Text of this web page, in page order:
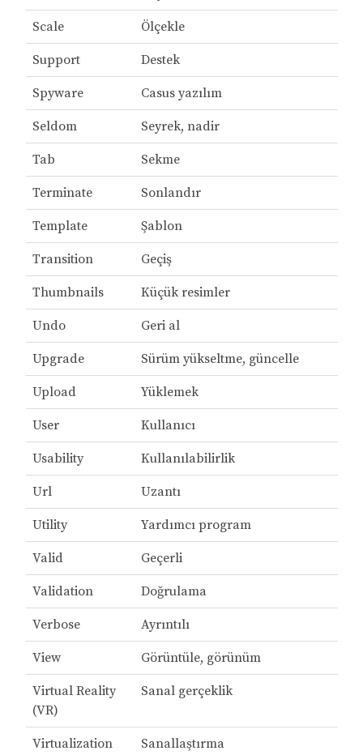
Scale Ölçekle
Support Destek
Spyware Casus yazılım
Seldom Seyrek, nadir
Tab Sekme
Terminate Sonlandır
Template Şablon
Transition Geçiş
Thumbnails Küçük resimler
Undo Geri al
Upgrade Sürüm yükseltme, güncelle
Upload Yüklemek
User Kullanıcı
Usability Kullanılabilirlik
Url Uzantı
Utility Yardımcı program
Valid Geçerli
Validation Doğrulama
Verbose Ayrıntılı
View Görüntüle, görünüm
Virtual Reality
(VR)
Sanal gerçeklik
Virtualization Sanallaştırma